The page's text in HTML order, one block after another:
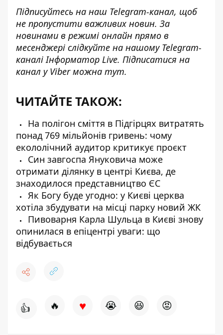
Підписуйтесь на наш Telegram-канал, щоб
не пропустити важливих новин. За
новинами в режимі онлайн прямо в
месенджері слідкуйте на нашому Telegram-
каналі Інформатор Live. Підписатися на
канал у Viber можна тут.
ЧИТАЙТЕ ТАКОЖ:
На полігон сміття в Підгірцях витратять
понад 769 мільйонів гривень: чому
екололічний аудитор критикує проєкт
Син завгоспа Януковича може
отримати ділянку в центрі Києва, де
знаходилося представництво ЄС
Як Богу буде угодно: у Києві церква
хотіла збудувати на місці парку новий ЖК
Пивоварня Карла Шульца в Києві знову
опинилася в епіцентрі уваги: що
відбувається
👍 🔥 ♥ 😭 😆 😡